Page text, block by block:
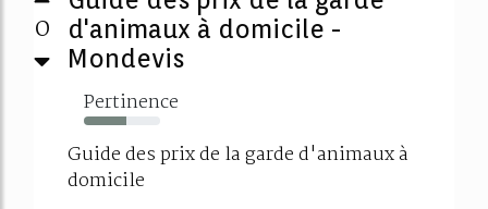
0
d'animaux à domicile -
Mondevis
Pertinence
56%
Guide des prix de la garde d'animaux à
domicile